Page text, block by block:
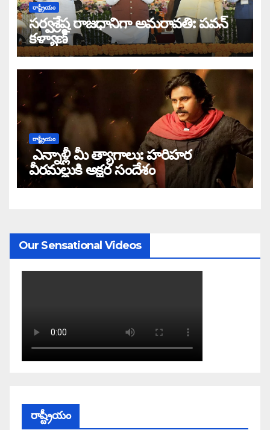
రాష్ట్రీయం
సర్వశ్రేష్ఠ రాజధానిగా అమరావతి: పవన్
కళ్యాణ్
రాష్ట్రీయం
ఎన్నాళ్లీ మీ త్యాగాలు: హరిహర
వీరమల్లుకి అక్షర సందేశం
Our Sensational Videos
రాష్ట్రీయం